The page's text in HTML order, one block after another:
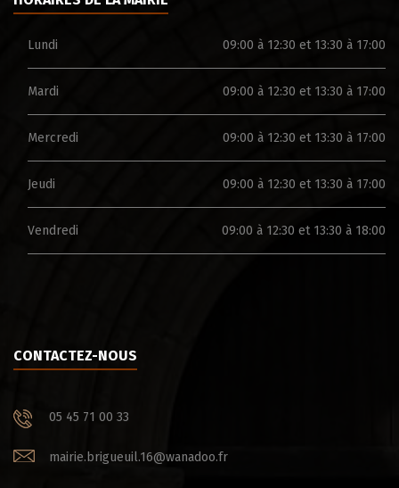
Lundi 09:00 à 12:30 et 13:30 à 17:00
Mardi 09:00 à 12:30 et 13:30 à 17:00
Mercredi 09:00 à 12:30 et 13:30 à 17:00
Jeudi 09:00 à 12:30 et 13:30 à 17:00
Vendredi 09:00 à 12:30 et 13:30 à 18:00
CONTACTEZ-NOUS
05 45 71 00 33
mairie.brigueuil.16@wanadoo.fr